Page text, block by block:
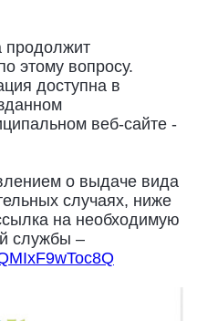
продолжит
этому вопросу.
доступна в
веб-сайте -
о выдаче вида
случаях, ниже
на необходимую
службы –